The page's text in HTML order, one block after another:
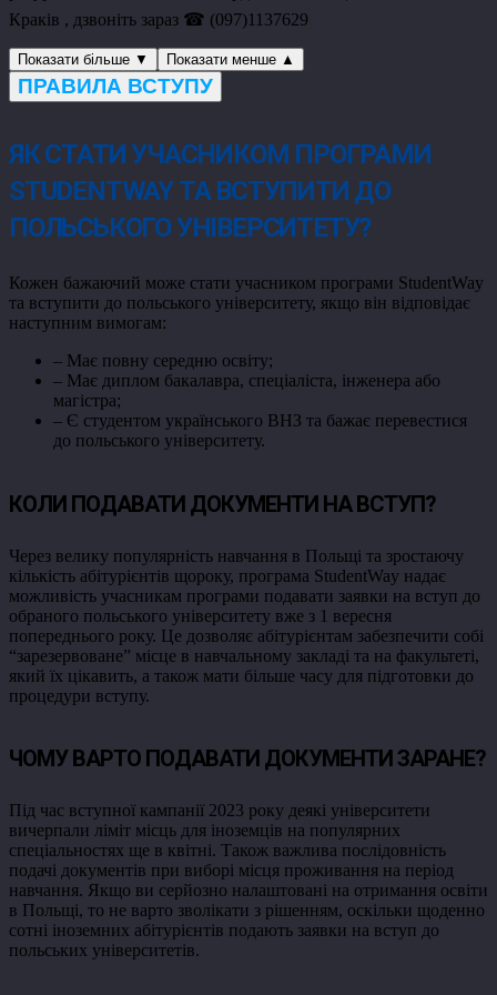
Краків , дзвоніть зараз ☎ (097)1137629
Показати більше ▼ Показати менше ▲
ПРАВИЛА ВСТУПУ
ЯК СТАТИ УЧАСНИКОМ ПРОГРАМИ
STUDENTWAY ТА ВСТУПИТИ ДО
ПОЛЬСЬКОГО УНІВЕРСИТЕТУ?
Кожен бажаючий може стати учасником програми StudentWay
та вступити до польського університету, якщо він відповідає
наступним вимогам:
– Має повну середню освіту;
– Має диплом бакалавра, спеціаліста, інженера або
магістра;
– Є студентом українського ВНЗ та бажає перевестися
до польського університету.
КОЛИ ПОДАВАТИ ДОКУМЕНТИ НА ВСТУП?
Через велику популярність навчання в Польщі та зростаючу
кількість абітурієнтів щороку, програма StudentWay надає
можливість учасникам програми подавати заявки на вступ до
обраного польського університету вже з 1 вересня
попереднього року. Це дозволяє абітурієнтам забезпечити собі
“зарезервоване” місце в навчальному закладі та на факультеті,
який їх цікавить, а також мати більше часу для підготовки до
процедури вступу.
ЧОМУ ВАРТО ПОДАВАТИ ДОКУМЕНТИ ЗАРАНЕ?
Під час вступної кампанії 2023 року деякі університети
вичерпали ліміт місць для іноземців на популярних
спеціальностях ще в квітні. Також важлива послідовність
подачі документів при виборі місця проживання на період
навчання. Якщо ви серйозно налаштовані на отримання освіти
в Польщі, то не варто зволікати з рішенням, оскільки щоденно
сотні іноземних абітурієнтів подають заявки на вступ до
польських університетів.